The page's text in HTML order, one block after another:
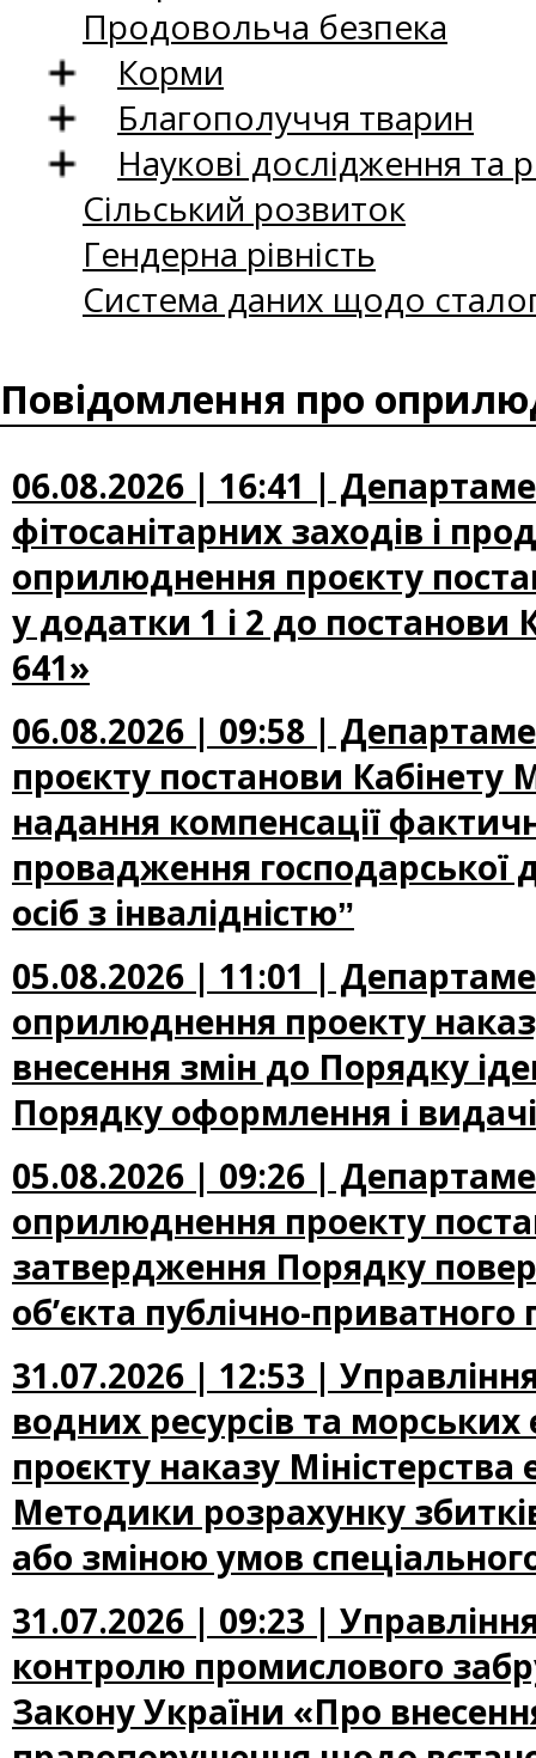
Продовольча безпека
Корми
Благополуччя тварин
Наукові дослідження та
Сільський розвиток
Гендерна рівність
Система даних щодо
Повідомлення про
06.08.2026 | 16:41 |
фітосанітарних заходів і
оприлюднення проєкту
у додатки 1 і 2 до постанови
641»
06.08.2026 | 09:58 |
проєкту постанови Кабінету
надання компенсації
провадження господарської
осіб з інвалідністюˮ
05.08.2026 | 11:01 |
оприлюднення проекту
внесення змін до Порядку
Порядку оформлення і
05.08.2026 | 09:26 |
оприлюднення проекту
затвердження Порядку
об’єкта публічно-приватного
31.07.2026 | 12:53 |
водних ресурсів та
проєкту наказу
Методики розрахунку
або зміною умов
31.07.2026 | 09:23 |
контролю промислового
Закону України «Про